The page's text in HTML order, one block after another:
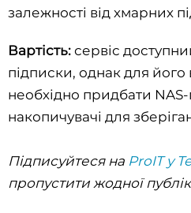
залежності від хмарних
Вартість: сервіс
підписки, однак для
необхідно придбати NAS-
накопичувачі для
Підписуйтеся на ProIT у
пропустити жодної